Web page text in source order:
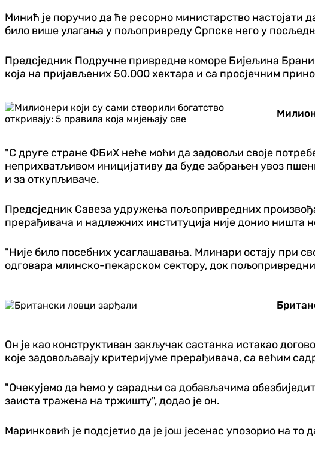
Минић је поручио да ће ресорно министарство настојати
било више улагања у пољопривреду Српске него у
Предсједник Подручне привредне коморе Бијељина
која на пријављених 50.000 хектара и са просјечним
"С друге стране ФБиХ неће моћи да задовољи своје
неприхватљивом иницијативу да буде забрањен увоз
и за откупљиваче.
Предсједник Савеза удружења пољопривредних
прерађивача и надлежних институција није донио ништа
"Није било посебних усаглашавања. Млинари остају при
одговара млинско-пекарском сектору, док
Он је као конструктиван закључак састанка истакао
које задовољавају критеријуме прерађивача, са већим
"Очекујемо да ћемо у сарадњи са добављачима
заиста тражена на тржишту", додао је он.
Маринковић је подсјетио да је још јесенас упозорио на